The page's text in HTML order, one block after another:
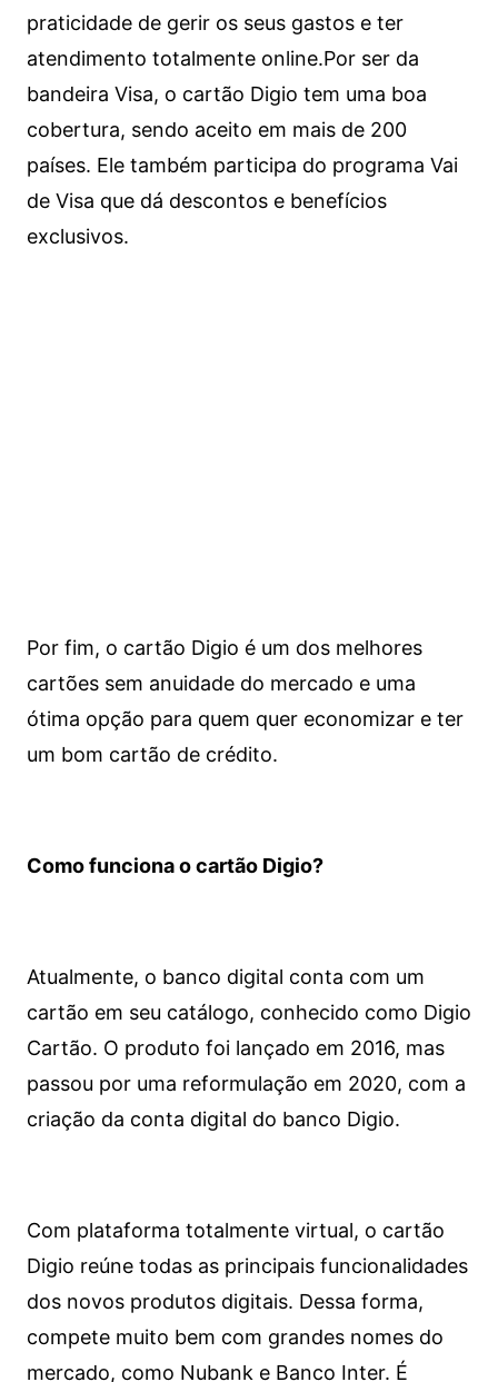
praticidade de gerir os seus gastos e ter
atendimento totalmente online.Por ser da
bandeira Visa, o cartão Digio tem uma boa
cobertura, sendo aceito em mais de 200
países. Ele também participa do programa Vai
de Visa que dá descontos e benefícios
exclusivos.
Por fim, o cartão Digio é um dos melhores
cartões sem anuidade do mercado e uma
ótima opção para quem quer economizar e ter
um bom cartão de crédito.
Como funciona o cartão Digio?
Atualmente, o banco digital conta com um
cartão em seu catálogo, conhecido como Digio
Cartão. O produto foi lançado em 2016, mas
passou por uma reformulação em 2020, com a
criação da conta digital do banco Digio.
Com plataforma totalmente virtual, o cartão
Digio reúne todas as principais funcionalidades
dos novos produtos digitais. Dessa forma,
compete muito bem com grandes nomes do
mercado, como Nubank e Banco Inter. É